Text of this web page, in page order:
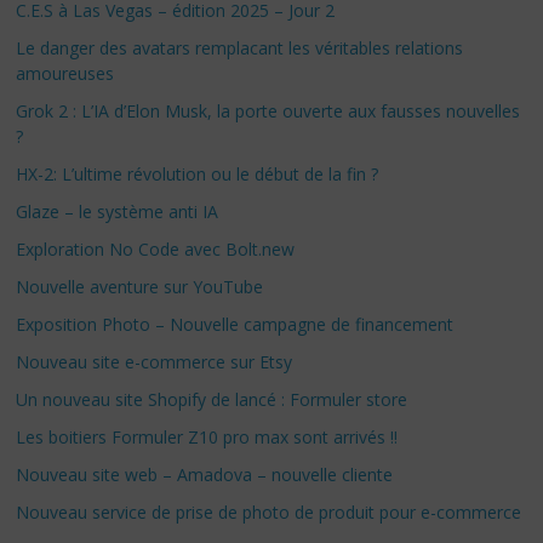
C.E.S à Las Vegas – édition 2025 – Jour 2
Le danger des avatars remplacant les véritables relations
amoureuses
Grok 2 : L’IA d’Elon Musk, la porte ouverte aux fausses nouvelles
?
HX-2: L’ultime révolution ou le début de la fin ?
Glaze – le système anti IA
Exploration No Code avec Bolt.new
Nouvelle aventure sur YouTube
Exposition Photo – Nouvelle campagne de financement
Nouveau site e-commerce sur Etsy
Un nouveau site Shopify de lancé : Formuler store
Les boitiers Formuler Z10 pro max sont arrivés !!
Nouveau site web – Amadova – nouvelle cliente
Nouveau service de prise de photo de produit pour e-commerce